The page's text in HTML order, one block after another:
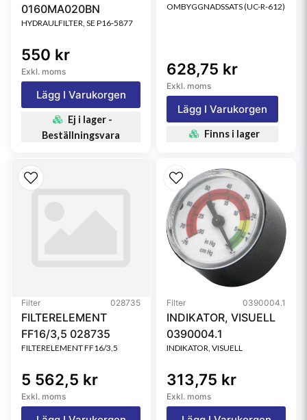
0160MA020BN
HYDRAULFILTER, SE P16-5877
550 kr
Exkl. moms
Lägg I Varukorgen
Ej i lager -
Beställningsvara
OMBYGGNADSSATS (UC-R-612)
628,75 kr
Exkl. moms
Lägg I Varukorgen
Finns i lager
Filter 028735
FILTERELEMENT
FF16/3,5 028735
FILTERELEMENT FF16/3,5
5 562,5 kr
Exkl. moms
Filter 0390004.1
INDIKATOR, VISUELL
0390004.1
INDIKATOR, VISUELL
313,75 kr
Exkl. moms